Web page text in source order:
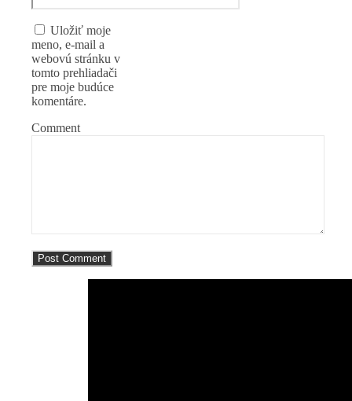
Uložiť moje
meno, e-mail a
webovú stránku v
tomto prehliadači
pre moje budúce
komentáre.
Comment